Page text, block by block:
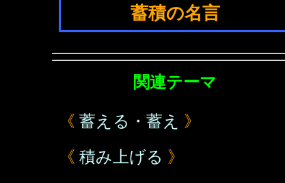
蓄積の名言
関連テーマ
《 蓄える・蓄え
》
《 積み上げる 》